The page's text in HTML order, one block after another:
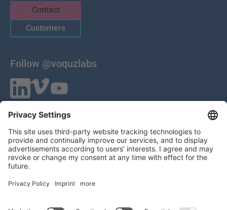
Contact
Customers
Follow @voquzlabs
Lilienthalstrasse 27
85399 Hallbergmoos
Germany
VAT ID: DE 283785746
Local Court of Munich